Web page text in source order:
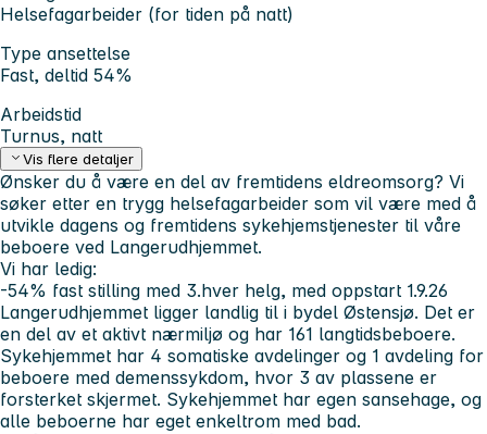
Helsefagarbeider (for tiden på natt)
Type ansettelse
Fast, deltid 54%
Arbeidstid
Turnus, natt
Vis flere detaljer
Ønsker du å være en del av fremtidens eldreomsorg? Vi
søker etter en trygg helsefagarbeider som vil være med å
utvikle dagens og fremtidens sykehjemstjenester til våre
beboere ved Langerudhjemmet.
Vi har ledig:
-54% fast stilling med 3.hver helg, med oppstart 1.9.26
Langerudhjemmet ligger landlig til i bydel Østensjø. Det er
en del av et aktivt nærmiljø og har 161 langtidsbeboere.
Sykehjemmet har 4 somatiske avdelinger og 1 avdeling for
beboere med demenssykdom, hvor 3 av plassene er
forsterket skjermet. Sykehjemmet har egen sansehage, og
alle beboerne har eget enkeltrom med bad.